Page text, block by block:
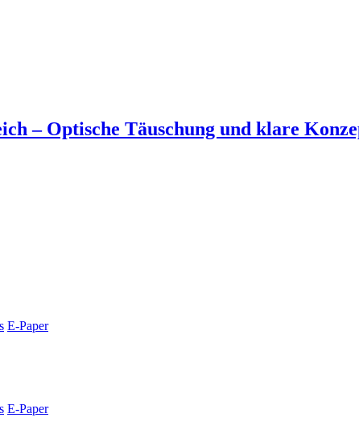
– Optische Täuschung und klare
E-Paper
E-Paper